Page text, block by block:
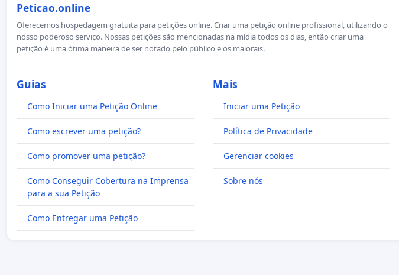
Peticao.online
Oferecemos hospedagem gratuita para petições online. Criar uma petição online profissional, utilizando o
nosso poderoso serviço. Nossas petições são mencionadas na mídia todos os dias, então criar uma
petição é uma ótima maneira de ser notado pelo público e os maiorais.
Guias
Como Iniciar uma Petição Online
Como escrever uma petição?
Como promover uma petição?
Como Conseguir Cobertura na Imprensa
para a sua Petição
Como Entregar uma Petição
Mais
Iniciar uma Petição
Política de Privacidade
Gerenciar cookies
Sobre nós